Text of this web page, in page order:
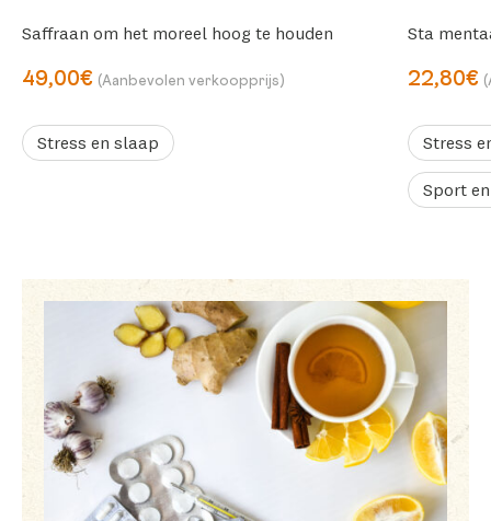
Saffraan om het moreel hoog te houden
49,00€ (Aanbevolen verkoopprijs)
Stress en slaap
Sta
22,80€
Stress
Sport